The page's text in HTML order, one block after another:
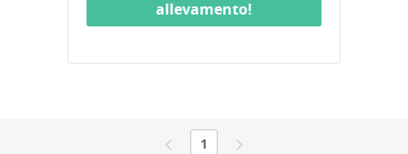
allevamento!
1